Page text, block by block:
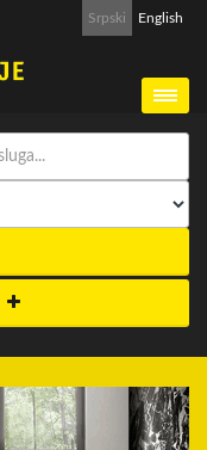
Srpski English